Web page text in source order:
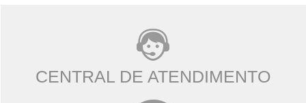
CENTRAL DE ATENDIMENTO